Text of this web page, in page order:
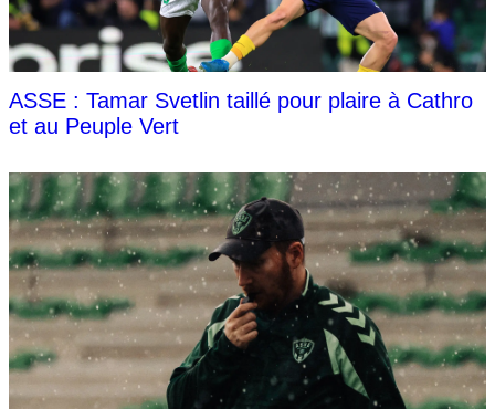
ASSE : Tamar Svetlin taillé pour plaire à Cathro
et au Peuple Vert